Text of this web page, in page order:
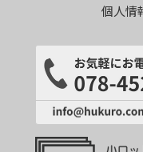
個人情